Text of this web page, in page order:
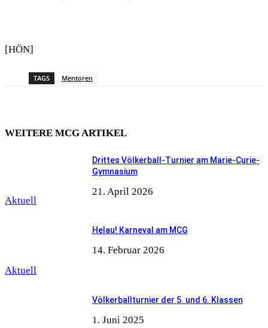
[HÖN]
TAGS Mentoren
WEITERE MCG ARTIKEL
Aktuell
Drittes Völkerball-Turnier am Marie-Curie-
Gymnasium
21. April 2026
Aktuell
Helau! Karneval am MCG
14. Februar 2026
Völkerballturnier der 5. und 6. Klassen
1. Juni 2025